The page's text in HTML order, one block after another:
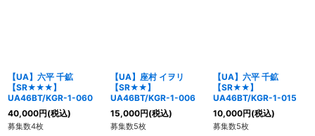
【UA】六平 千鉱
【SR★★★】
UA46BT/KGR-1-060
40,000円(税込)
募集数4枚
【UA】座村 イヲリ
【SR★★】
UA46BT/KGR-1-006
15,000円(税込)
募集数5枚
【UA】六平 千鉱
【SR★★】
UA46BT/KGR-1-015
10,000円(税込)
募集数5枚